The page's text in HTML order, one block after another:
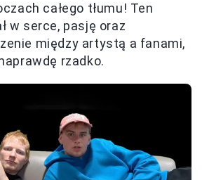
całego tłumu! Ten
w serce, pasję oraz
między artystą a fanami,
rzadko.